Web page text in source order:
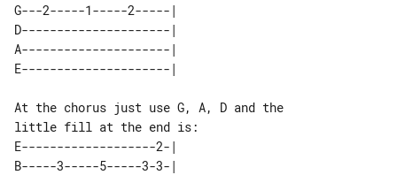
G---2-----1-----2-----|
D---------------------|
A---------------------|
At the chorus just use G, A, D and the
E-------------------2-|
B-----3-----5-----3-3-|